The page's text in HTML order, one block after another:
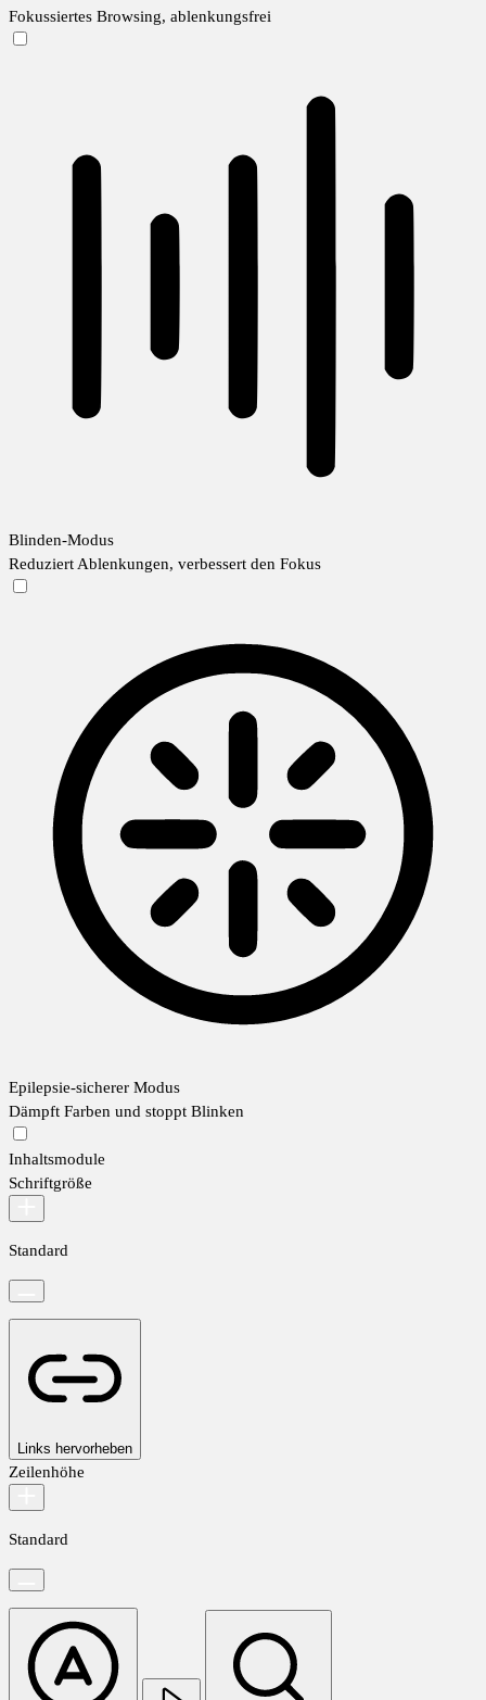
Fokussiertes Browsing, ablenkungsfrei
Blinden-Modus
Reduziert Ablenkungen, verbessert den Fokus
Epilepsie-sicherer Modus
Dämpft Farben und stoppt Blinken
Inhaltsmodule
Schriftgröße
Standard
Links hervorheben
Zeilenhöhe
Standard